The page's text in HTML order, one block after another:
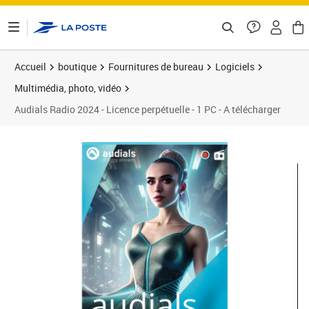
Accueil boutique Fournitures de bureau
Logiciels
Multimédia, photo, vidéo
Audials Radio 2024 - Licence perpétuelle - 1 PC - A télécharger